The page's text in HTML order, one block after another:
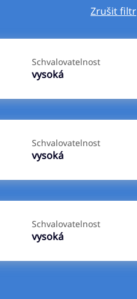
Zrušit filtr
Schvalovatelnost
vysoká
Schvalovatelnost
vysoká
Schvalovatelnost
vysoká